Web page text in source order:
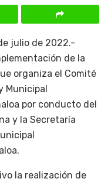
julio de 2022.-
de la
organiza el Comité
Municipal
por conducto del
y la Secretaría
la realización de